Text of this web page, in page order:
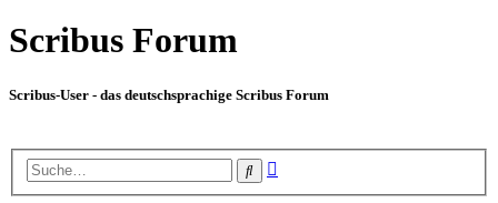
Scribus Forum
Scribus-User - das deutschsprachige Scribus Forum
Suche